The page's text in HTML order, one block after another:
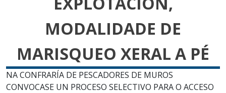
MODALIDADE DE
MARISQUEO XERAL A PÉ
NA CONFRARÍA DE PESCADORES DE MUROS
CONVOCASE UN PROCESO SELECTIVO PARA O ACCESO